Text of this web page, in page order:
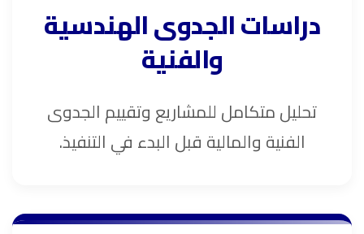
دراسات الجدوى الهندسية
والفنية
تحليل متكامل للمشاريع وتقييم الجدوى
الفنية والمالية قبل البدء في التنفيذ.